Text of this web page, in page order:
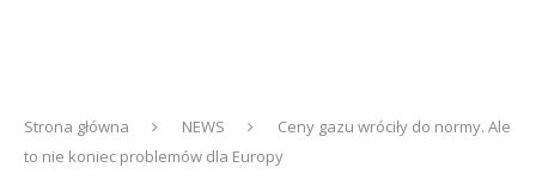
Strona główna NEWS
Ceny gazu wróciły do normy. Ale
to nie koniec problemów dla Europy